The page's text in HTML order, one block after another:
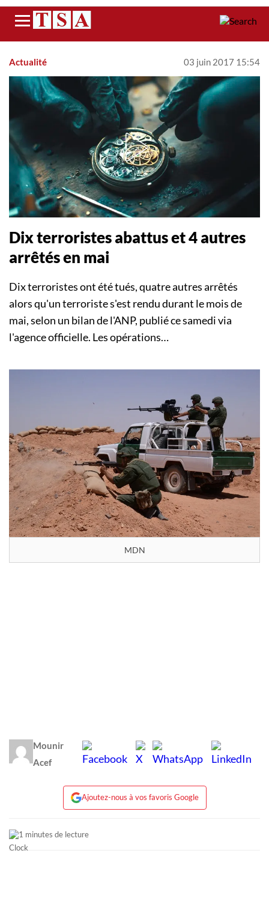
Menu
Actualité 03 juin 2017 15:54
Dix terroristes abattus et 4 autres
arrêtés en mai
Dix terroristes ont été tués, quatre autres arrêtés
alors qu'un terroriste s'est rendu durant le mois de
mai, selon un bilan de l'ANP, publié ce samedi via
l'agence officielle. Les opérations…
MDN
Mounir
Acef
Ajoutez-nous à vos favoris Google
1 minutes de lecture